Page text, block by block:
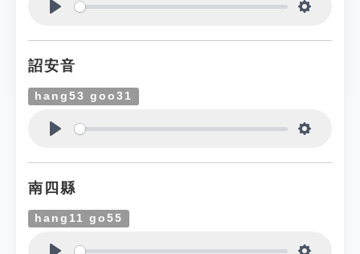
詔安音
hang53 goo31
南四縣
hang11 go55